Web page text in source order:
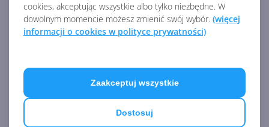
cookies, akceptując wszystkie albo tylko niezbędne. W
dowolnym momencie możesz zmienić swój wybór. (więcej
informacji o cookies w polityce prywatności)
Dostosuj
Zaakceptuj wszystkie
Źródło:
https://devblogs.microsoft.com/dotnet/dotnet-6-
Źródło:
https://devblogs.microsoft.com/dotnet/dotnet-6-end-
of-support/